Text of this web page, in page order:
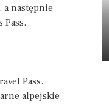
a następnie
Pass.
alpejskie